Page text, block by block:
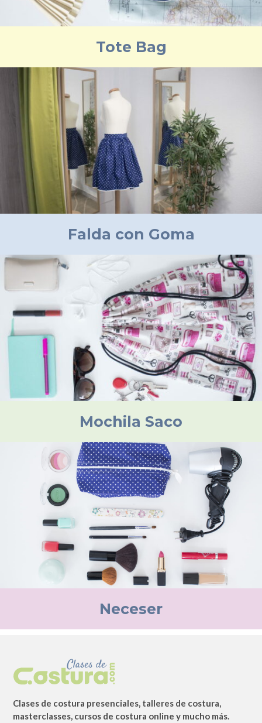
Tote Bag
Falda con Goma
Mochila Saco
Neceser
Clases de costura presenciales, talleres de costura,
masterclasses, cursos de costura online y mucho más.